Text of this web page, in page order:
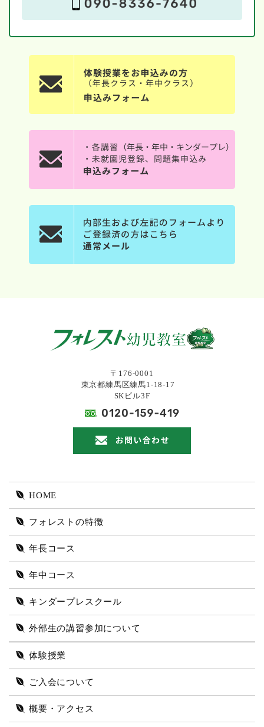
〒176-0001
東京都練馬区練馬1-18-17
SKビル3F
HOME
フォレストの特徴
年長コース
年中コース
キンダープレスクール
外部生の講習参加について
体験授業
ご入会について
概要・アクセス